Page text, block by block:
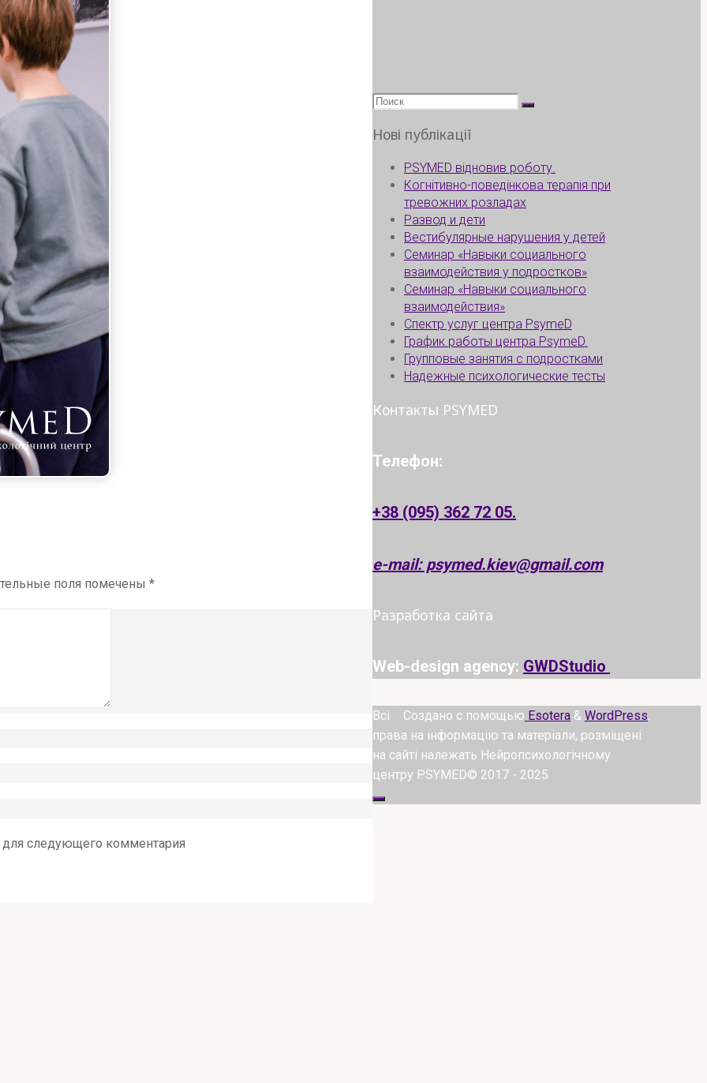
поля помечены *
для следующего комментария
Искать:
Нові публікації
PSYMED відновив роботу.
Когнітивно-поведінкова терапія при
тревожних розладах
Развод и дети
Вестибулярные нарушения у детей
Семинар «Навыки социального
взаимодействия у подростков»
Семинар «Навыки социального
взаимодействия»
Спектр услуг центра PsymeD
График работы центра PsymeD.
Групповые занятия с подростками
Надежные психологические тесты
Контакты PSYMED
Телефон:
+38 (095) 362 72 05.
e-mail: psymed.kiev@gmail.com
Разработка сайта
Web-design agency: GWDStudio
Создано с помощью Esotera & WordPress.
Всі
права на інформацію та матеріали, розміщені
на сайті належать Нейропсихологічному
центру PSYMED© 2017 - 2025